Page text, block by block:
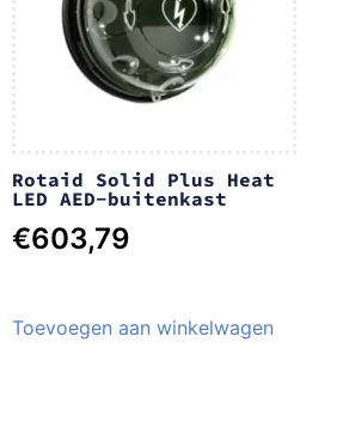
Rotaid Solid Plus Heat
LED AED-buitenkast
€603,79
Toevoegen aan winkelwagen